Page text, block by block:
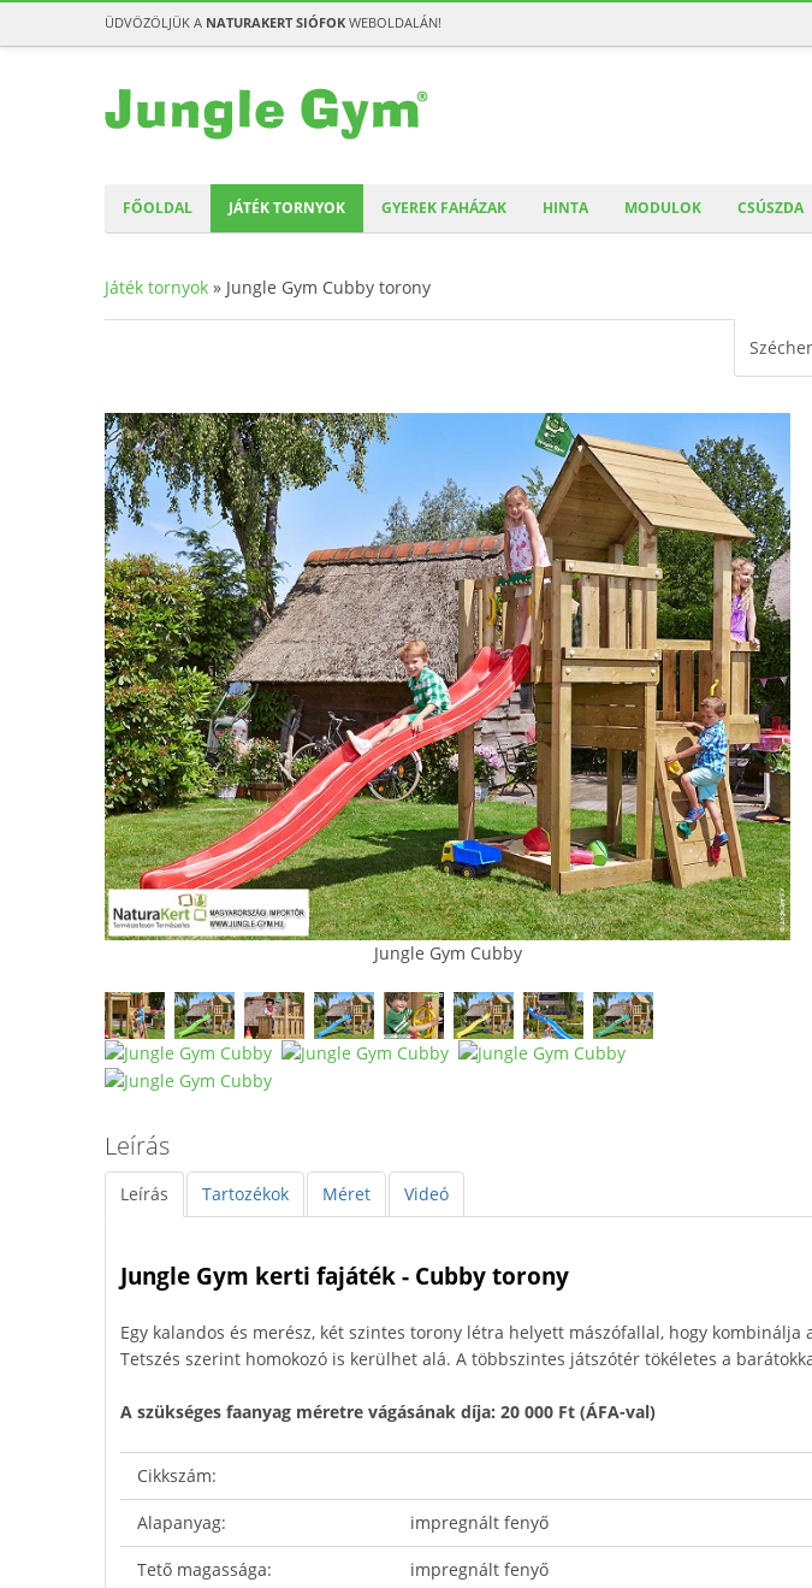
ÜDVÖZÖLJÜK A NATURAKERT SIÓFOK WEBOLDALÁN!
FŐOLDAL JÁTÉK TORNYOK GYEREK FAHÁZAK HINTA MODULOK CSÚSZDA
Játék tornyok » Jungle Gym Cubby torony
Jungle Gym Cubby
Leírás
Leírás Tartozékok Méret Videó
Jungle Gym kerti fajáték - Cubby torony
Egy kalandos és merész, két szintes torony létra helyett mászófallal, hogy kombinálja
Tetszés szerint homokozó is kerülhet alá. A többszintes játszótér tökéletes a
A szükséges faanyag méretre vágásának díja: 20 000 Ft (ÁFA-val)
Cikkszám:
Alapanyag: impregnált fenyő
Tető magassága: impregnált fenyő